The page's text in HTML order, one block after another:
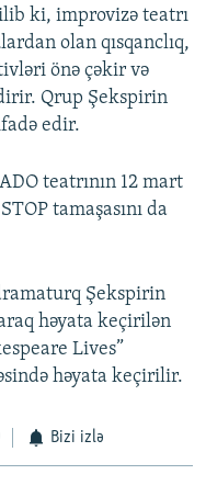
ki, improvizə teatrı
olan qısqanclıq,
önə çəkir və
Qrup Şekspirin
edir.
teatrının 12 mart
tamaşasını da
Şekspirin
həyata keçirilən
Lives”
həyata keçirilir.
Bizi izlə